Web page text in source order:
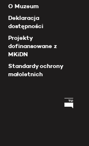
O Muzeum
Deklaracja
dostępności
Projekty
dofinansowane z
MKiDN
Standardy ochrony
małoletnich